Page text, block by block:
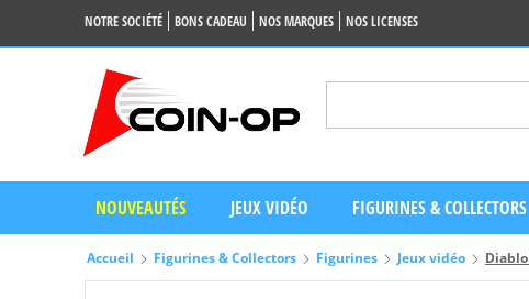
NOTRE SOCIÉTÉ BONS CADEAU NOS MARQUES NOS LICENSES
NOUVEAUTÉS JEUX VIDÉO FIGURINES & COLLECTORS
Accueil Figurines & Collectors Figurines Jeux vidéo